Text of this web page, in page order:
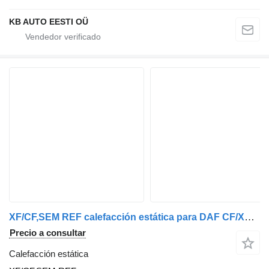
KB AUTO EESTI OÜ
XF/CF,SEM REF calefacción estática para DAF CF/XF/LF camión
Precio a consultar
Calefacción estática